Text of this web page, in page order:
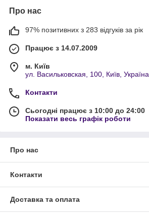
Про нас
97% позитивних з 283 відгуків за рік
Працює з 14.07.2009
м. Київ
ул. Васильковская, 100, Київ, Україна
Контакти
Сьогодні працює з 10:00 до 24:00
Показати весь графік роботи
Про нас
Контакти
Доставка та оплата